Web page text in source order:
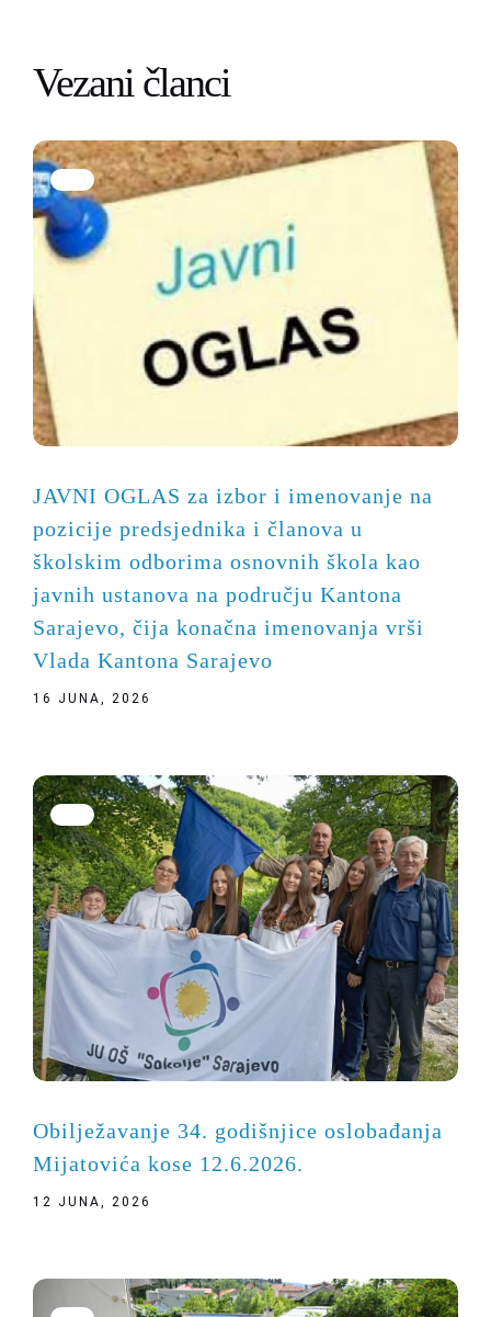
Vezani članci
JAVNI OGLAS za izbor i imenovanje na
pozicije predsjednika i članova u
školskim odborima osnovnih škola kao
javnih ustanova na području Kantona
Sarajevo, čija konačna imenovanja vrši
Vlada Kantona Sarajevo
16 JUNA, 2026
Obilježavanje 34. godišnjice oslobađanja
Mijatovića kose 12.6.2026.
12 JUNA, 2026